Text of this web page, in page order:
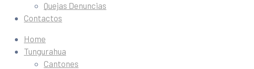
Quejas Denuncias
Contactos
Home
Tungurahua
Cantones